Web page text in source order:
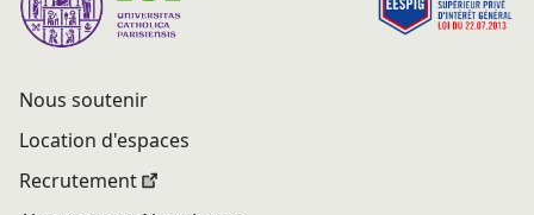
Nous soutenir
Location d'espaces
Recrutement